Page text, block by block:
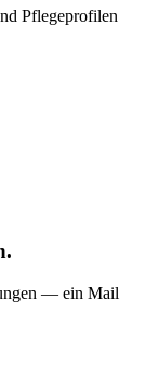
Pflegeprofilen
— ein Mail